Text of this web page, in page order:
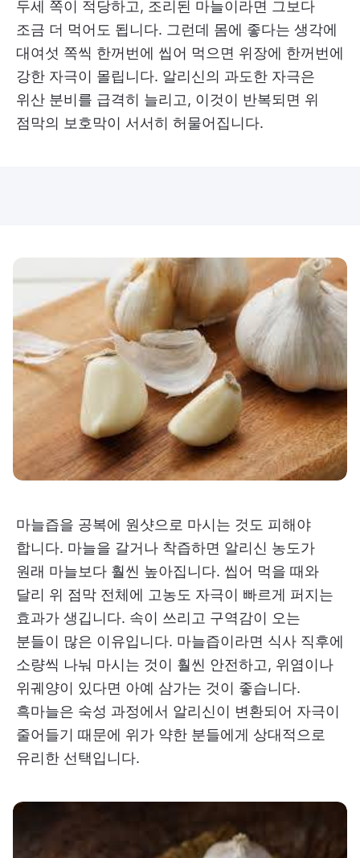
두세 쪽이 적당하고, 조리된 마늘이라면 그보다
조금 더 먹어도 됩니다. 그런데 몸에 좋다는 생각에
대여섯 쪽씩 한꺼번에 씹어 먹으면 위장에 한꺼번에
강한 자극이 몰립니다. 알리신의 과도한 자극은
위산 분비를 급격히 늘리고, 이것이 반복되면 위
점막의 보호막이 서서히 허물어집니다.
마늘즙을 공복에 원샷으로 마시는 것도 피해야
합니다. 마늘을 갈거나 착즙하면 알리신 농도가
원래 마늘보다 훨씬 높아집니다. 씹어 먹을 때와
달리 위 점막 전체에 고농도 자극이 빠르게 퍼지는
효과가 생깁니다. 속이 쓰리고 구역감이 오는
분들이 많은 이유입니다. 마늘즙이라면 식사 직후에
소량씩 나눠 마시는 것이 훨씬 안전하고, 위염이나
위궤양이 있다면 아예 삼가는 것이 좋습니다.
흑마늘은 숙성 과정에서 알리신이 변환되어 자극이
줄어들기 때문에 위가 약한 분들에게 상대적으로
유리한 선택입니다.